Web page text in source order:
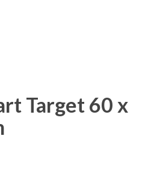
Target 60 x